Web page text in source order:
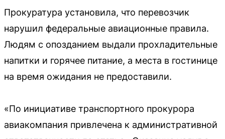
Прокуратура установила, что перевозчик
нарушил федеральные авиационные правила.
Людям с опозданием выдали прохладительные
напитки и горячее питание, а места в гостинице
на время ожидания не предоставили.
«По инициативе транспортного прокурора
авиакомпания привлечена к административной